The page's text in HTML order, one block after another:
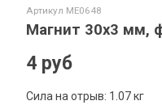
Артикул ME0648
Магнит 30х3 мм,
4 руб
Сила на отрыв: 1.07 кг